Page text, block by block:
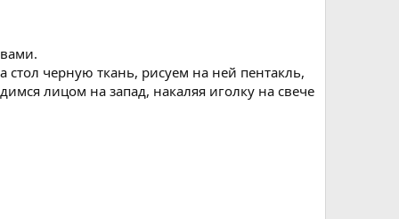
черную ткань, рисуем на ней пентакль,
лицом на запад, накаляя иголку на свече